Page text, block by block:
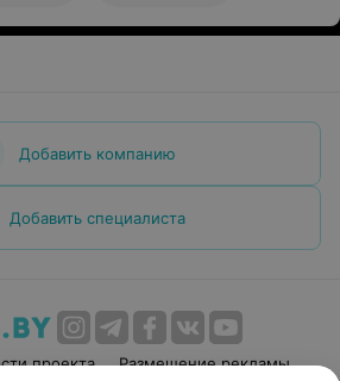
Добавить компанию
Добавить специалиста
проекта Размещение рекламы